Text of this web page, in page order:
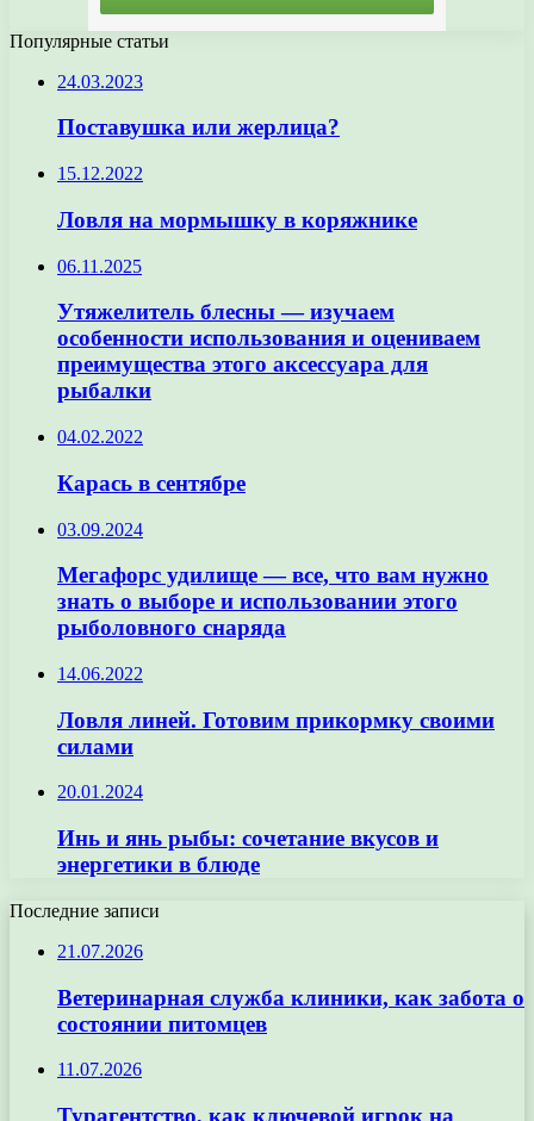
Популярные статьи
24.03.2023
Поставушка или жерлица?
15.12.2022
Ловля на мормышку в коряжнике
06.11.2025
Утяжелитель блесны — изучаем
особенности использования и оцениваем
преимущества этого аксессуара для
рыбалки
04.02.2022
Карась в сентябре
03.09.2024
Мегафорс удилище — все, что вам нужно
знать о выборе и использовании этого
рыболовного снаряда
14.06.2022
Ловля линей. Готовим прикормку своими
силами
20.01.2024
Инь и янь рыбы: сочетание вкусов и
энергетики в блюде
Последние записи
21.07.2026
Ветеринарная служба клиники, как забота о
состоянии питомцев
11.07.2026
Турагентство, как ключевой игрок на